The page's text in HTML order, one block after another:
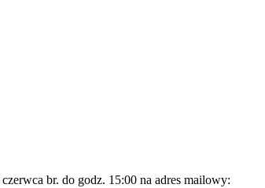
br. do godz. 15:00 na adres mailowy: